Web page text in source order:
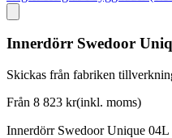
Innerdörr Swedoor
Skickas från fabriken
Från 8 823 kr(inkl. moms)
Innerdörr Swedoor Unique